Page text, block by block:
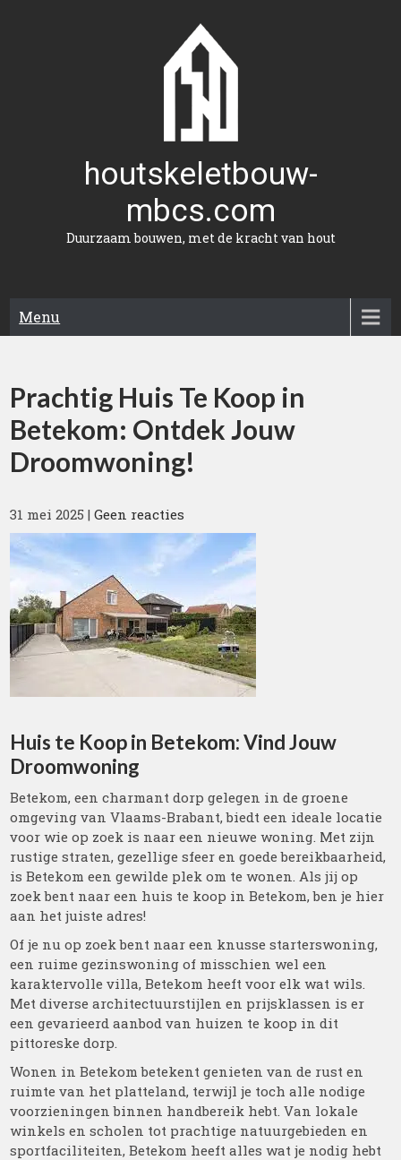
houtskeletbouw-
mbcs.com
Duurzaam bouwen, met de kracht van hout
Menu
Prachtig Huis Te Koop in
Betekom: Ontdek Jouw
Droomwoning!
31 mei 2025 |Geen reacties
Huis te Koop in Betekom: Vind Jouw
Droomwoning
Betekom, een charmant dorp gelegen in de groene
omgeving van Vlaams-Brabant, biedt een ideale locatie
voor wie op zoek is naar een nieuwe woning. Met zijn
rustige straten, gezellige sfeer en goede bereikbaarheid,
is Betekom een gewilde plek om te wonen. Als jij op
zoek bent naar een huis te koop in Betekom, ben je hier
aan het juiste adres!
Of je nu op zoek bent naar een knusse starterswoning,
een ruime gezinswoning of misschien wel een
karaktervolle villa, Betekom heeft voor elk wat wils.
Met diverse architectuurstijlen en prijsklassen is er
een gevarieerd aanbod van huizen te koop in dit
pittoreske dorp.
Wonen in Betekom betekent genieten van de rust en
ruimte van het platteland, terwijl je toch alle nodige
voorzieningen binnen handbereik hebt. Van lokale
winkels en scholen tot prachtige natuurgebieden en
sportfaciliteiten, Betekom heeft alles wat je nodig hebt